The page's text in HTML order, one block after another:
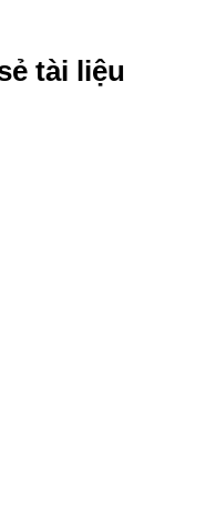
tài liệu